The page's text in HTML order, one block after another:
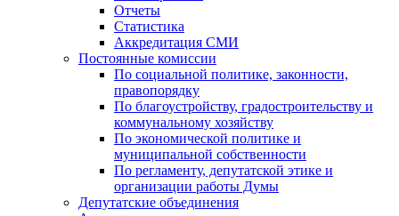
Отчеты
Статистика
Аккредитация СМИ
Постоянные комиссии
По социальной политике, законности,
правопорядку
По благоустройству, градостроительству и
коммунальному хозяйству
По экономической политике и
муниципальной собственности
По регламенту, депутатской этике и
организации работы Думы
Депутатские объединения